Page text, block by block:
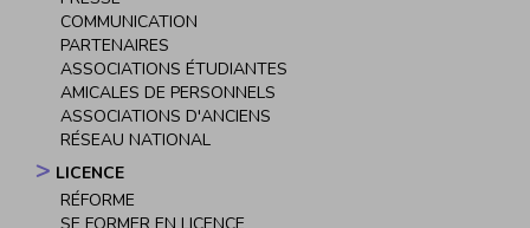
COMMUNICATION
PARTENAIRES
ASSOCIATIONS ÉTUDIANTES
AMICALES DE PERSONNELS
ASSOCIATIONS D'ANCIENS
RÉSEAU NATIONAL
LICENCE
RÉFORME
SE FORMER EN LICENCE